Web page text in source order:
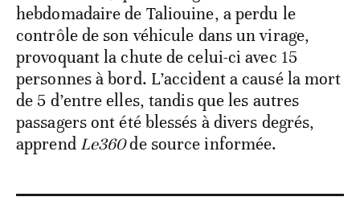
hebdomadaire de Taliouine, a perdu le
contrôle de son véhicule dans un virage,
provoquant la chute de celui-ci avec 15
personnes à bord. L’accident a causé la mort
de 5 d’entre elles, tandis que les autres
passagers ont été blessés à divers degrés,
apprend Le360de source informée.